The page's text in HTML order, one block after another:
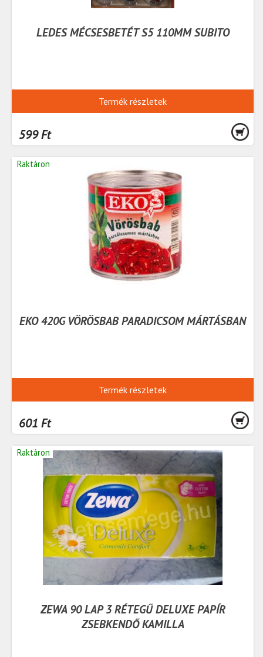
LEDES MÉCSESBETÉT S5 110MM SUBITO
Termék részletek
599 Ft
Raktáron
EKO 420G VÖRÖSBAB PARADICSOM MÁRTÁSBAN
Termék részletek
601 Ft
Raktáron
ZEWA 90 LAP 3 RÉTEGŰ DELUXE PAPÍR
ZSEBKENDŐ KAMILLA